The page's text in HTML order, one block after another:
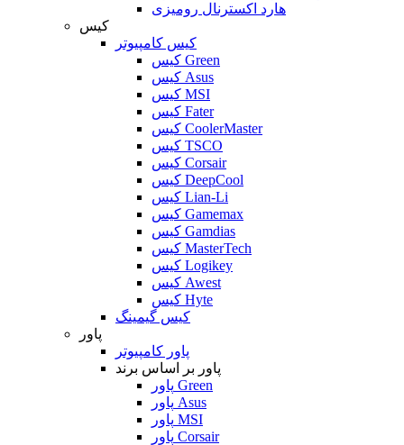
هارد اکسترنال رومیزی
کیس
کیس کامپیوتر
کیس Green
کیس Asus
کیس MSI
کیس Fater
کیس CoolerMaster
کیس TSCO
کیس Corsair
کیس DeepCool
کیس Lian-Li
کیس Gamemax
کیس Gamdias
کیس MasterTech
کیس Logikey
کیس Awest
کیس Hyte
کیس گیمینگ
پاور
پاور کامپیوتر
پاور بر اساس برند
پاور Green
پاور Asus
پاور MSI
پاور Corsair